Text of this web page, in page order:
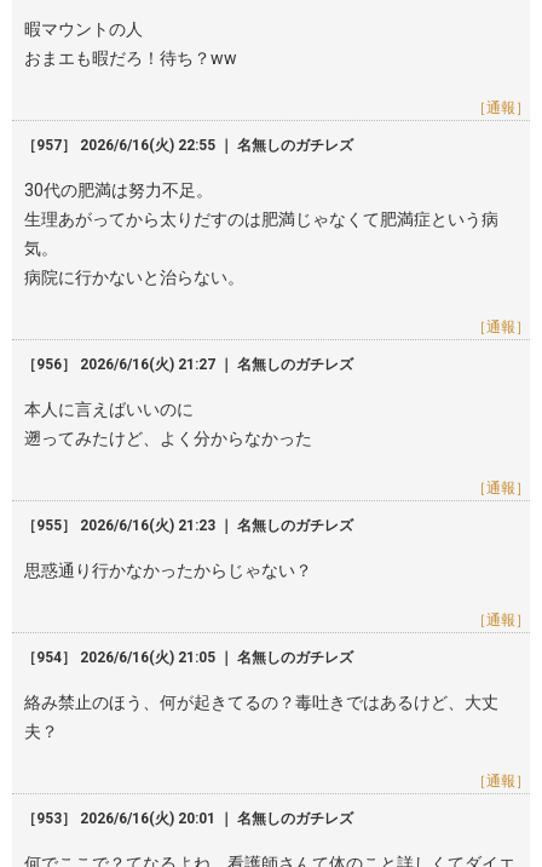
暇マウントの人
おまエも暇だろ！待ち？ww
［通報］
［957］ 2026/6/16(火) 22:55 ｜ 名無しのガチレズ
30代の肥満は努力不足。
生理あがってから太りだすのは肥満じゃなくて肥満症という病
気。
病院に行かないと治らない。
［通報］
［956］ 2026/6/16(火) 21:27 ｜ 名無しのガチレズ
本人に言えばいいのに
遡ってみたけど、よく分からなかった
［通報］
［955］ 2026/6/16(火) 21:23 ｜ 名無しのガチレズ
思惑通り行かなかったからじゃない？
［通報］
［954］ 2026/6/16(火) 21:05 ｜ 名無しのガチレズ
絡み禁止のほう、何が起きてるの？毒吐きではあるけど、大丈
夫？
［通報］
［953］ 2026/6/16(火) 20:01 ｜ 名無しのガチレズ